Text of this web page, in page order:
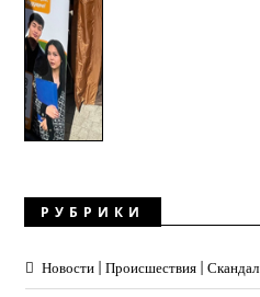
РУБРИКИ
Новости | Происшествия | Скандал